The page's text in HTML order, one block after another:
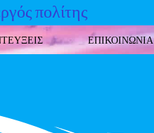
πολίτης
ΕΠΙΚΟΙΝΩΝΙΑ